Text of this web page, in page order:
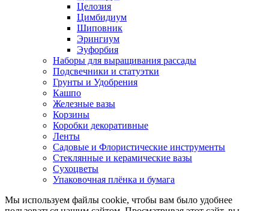
Целозия
Цимбидиум
Шиповник
Эрингиум
Эуфорбия
Наборы для выращивания рассады
Подсвечники и статуэтки
Грунты и Удобрения
Кашпо
Железные вазы
Корзины
Коробки декоративные
Ленты
Садовые и Флористические инструменты
Стеклянные и керамические вазы
Сухоцветы
Упаковочная плёнка и бумага
Мы используем файлы cookie, чтобы вам было удобнее